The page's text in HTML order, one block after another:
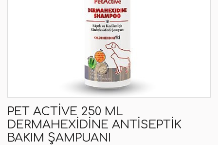
PET ACTIVE 250 ML
DERMAHEXIDINE ANTISEPTIK
BAKIM ŞAMPUANI